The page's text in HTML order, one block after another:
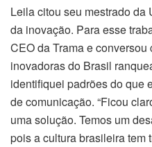
Leila citou seu mestrado da
da inovação. Para esse
CEO da Trama e
inovadoras do Brasil
identifiquei padrões do que
de comunicação. “Ficou
uma solução. Temos um
pois a cultura brasileira tem